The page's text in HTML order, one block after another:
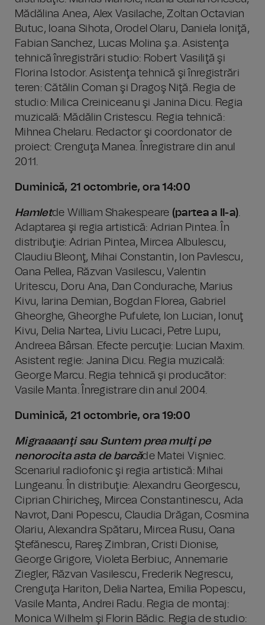
Mădălina Anea, Alex Vasilache, Zoltan Octavian
Butuc, Ioana Sihota, Orodel Olaru, Daniela Ioniţă,
Fabian Sanchez, Lucas Molina ş.a. Asistenţa
tehnică înregistrări studio: Robert Vasiliţă şi
Florina Istodor. Asistenţa tehnică şi înregistrări
teren: Cătălin Coman şi Dragoş Niţă. Regia de
studio: Milica Creiniceanu şi Janina Dicu. Regia
muzicală: Mădălin Cristescu. Regia tehnică:
Mihnea Chelaru. Redactor şi coordonator de
proiect: Crenguţa Manea. Înregistrare din anul
2011.
Duminică, 21 octombrie, ora 14:00
Hamletde William Shakespeare (partea a II-a).
Adaptarea şi regia artistică: Adrian Pintea. În
distribuţie: Adrian Pintea, Mircea Albulescu,
Claudiu Bleonţ, Mihai Constantin, Ion Pavlescu,
Oana Pellea, Răzvan Vasilescu, Valentin
Uritescu, Doru Ana, Dan Condurache, Marius
Kivu, Iarina Demian, Bogdan Florea, Gabriel
Gheorghe, Gheorghe Pufulete, Ion Lucian, Ionuţ
Kivu, Delia Nartea, Liviu Lucaci, Petre Lupu,
Andreea Bârsan. Efecte percuţie: Lucian Maxim.
Asistent regie: Janina Dicu. Regia muzicală:
George Marcu. Regia tehnică şi producător:
Vasile Manta. Înregistrare din anul 2004.
Duminică, 21 octombrie, ora 19:00
Migraaaanţi sau Suntem prea mulţi pe
nenorocita asta de barcăde Matei Vişniec.
Scenariul radiofonic şi regia artistică: Mihai
Lungeanu. În distribuţie: Alexandru Georgescu,
Ciprian Chiricheş, Mircea Constantinescu, Ada
Navrot, Dani Popescu, Claudia Drăgan, Cosmina
Olariu, Alexandra Spătaru, Mircea Rusu, Oana
Ştefănescu, Rareş Zimbran, Cristi Dionise,
George Grigore, Violeta Berbiuc, Annemarie
Ziegler, Răzvan Vasilescu, Frederik Negrescu,
Crenguţa Hariton, Delia Nartea, Emilia Popescu,
Vasile Manta, Andrei Radu. Regia de montaj:
Monica Wilhelm şi Florin Bădic. Regia de studio: